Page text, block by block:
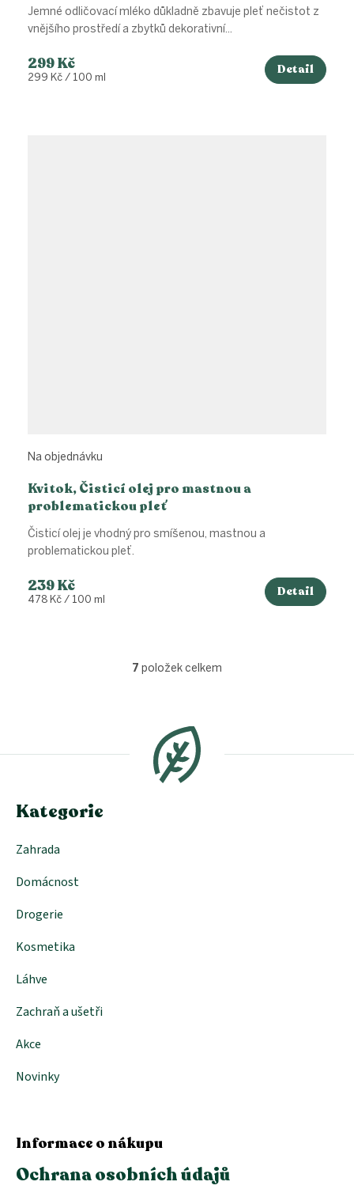
299 Kč
Měrná
299 Kč / 100 ml
Detail
Jemné odličovací mléko důkladně zbavuje pleť nečistot z
vnějšího prostředí a zbytků dekorativní...
Kvitok, Čisticí olej pro mastnou a
problematickou pleť
Na objednávku
239 Kč
Měrná
478 Kč / 100 ml
Detail
Čisticí olej je vhodný pro smíšenou, mastnou a
problematickou pleť.
O
d
a
c
í
7 položek celkem
a
Kategorie
Zahrada
Domácnost
Drogerie
Kosmetika
Láhve
Zachraň a ušetři
Akce
Novinky
Informace o nákupu
Ochrana osobních údajů